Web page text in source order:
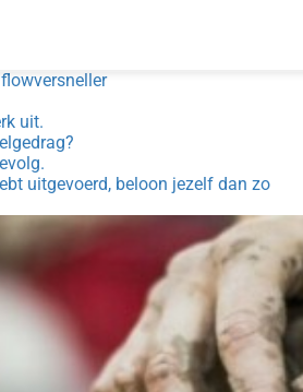
uit.
uitgevoerd, beloon jezelf dan zo